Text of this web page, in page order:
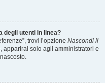
degli utenti in linea?
trovi l’opzione Nascondi il
apparirai solo agli amministratori e